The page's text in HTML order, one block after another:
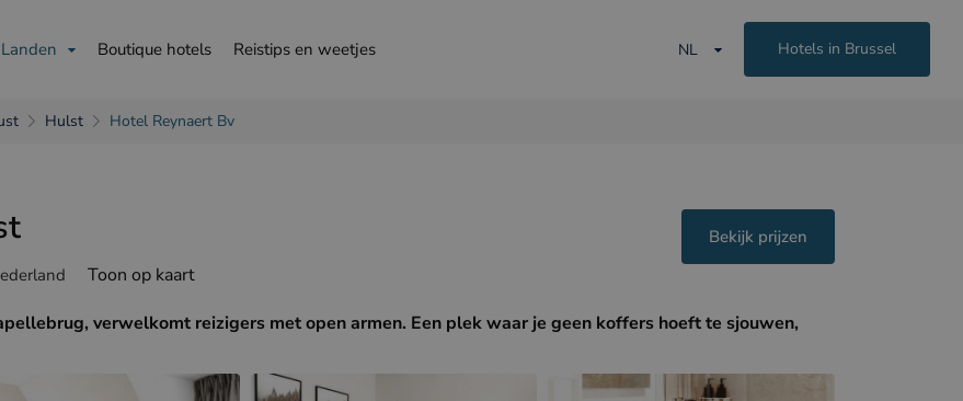
Landen Boutique hotels Reistips en weetjes NL
English
Hotels in Brussel
Hulst Hotel Reynaert Bv
Toon op kaart
Bekijk prijzen
verwelkomt reizigers met open armen. Een plek waar je geen koffers hoeft te sjouwen,